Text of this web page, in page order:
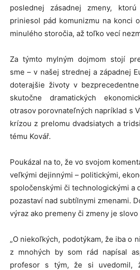
poslednej zásadnej zmeny,
priniesol pád komunizmu na konci
minulého storočia, až toľko vecí
Za týmto mylným dojmom stojí
sme – v našej strednej a západnej
doterajšie životy v
skutočne dramatických
otrasov porovnateľných napríklad s
krízou z prelomu dvadsiatych a
tému Kovář.
Poukázal na to, že vo svojom
veľkými dejinnými – politickými,
spoločenskými či technologickými a
pozastaví nad subtílnymi zmenami.
výraz ako premeny či zmeny je slovo
„O niekoľkých, podotýkam, že iba o
z mnohých by som rád napísal
profesor s tým, že si uvedomil,